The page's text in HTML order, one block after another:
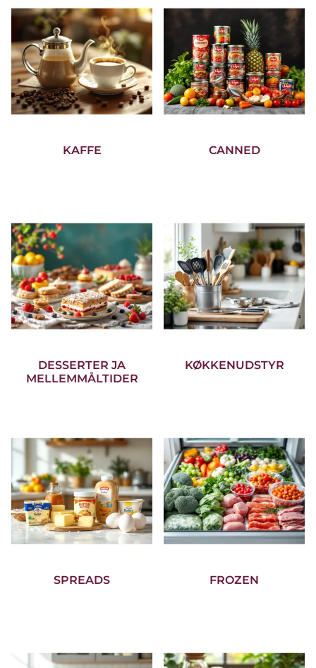
KAFFE CANNED
DESSERTER JA
MELLEMMÅLTIDER
KØKKENUDSTYR
SPREADS FROZEN